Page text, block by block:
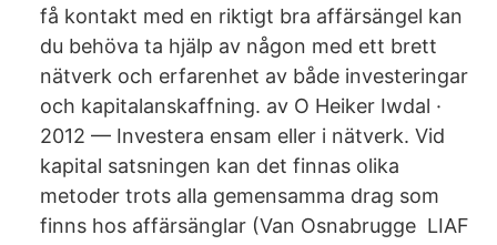
få kontakt med en riktigt bra affärsängel kan
du behöva ta hjälp av någon med ett brett
nätverk och erfarenhet av både investeringar
och kapitalanskaffning. av O Heiker Iwdal ·
2012 — Investera ensam eller i nätverk. Vid
kapital satsningen kan det finnas olika
metoder trots alla gemensamma drag som
finns hos affärsänglar (Van Osnabrugge LIAF